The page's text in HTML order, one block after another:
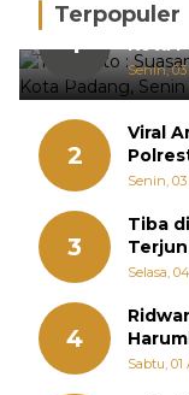
Terpopuler
1
Hujan
Kota
Senin, 03
2
Viral
Senin, 03
3
Tiba
Selasa,
4
Sabtu, 01